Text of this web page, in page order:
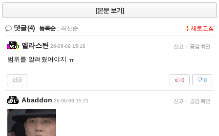
[본문 보기]
댓글(4) 등록순 최신순 새로고침
엘라스틴 26-06-09 15:18 신고 | 공감 확인
범위를 알려줬어야지 ㅠ
답글 0
0
Abaddon 26-06-09 15:21 신고 | 공감 확인